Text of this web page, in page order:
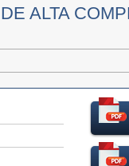
ALTA